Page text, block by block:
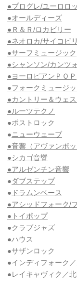
●プログレ/ユーロロ
●オールディーズ
●Ｒ＆Ｒ/ロカビリー
●ネオロカ/サイコビ
●サーフミュージック
●シャンソン/カンツ
●ヨーロピアンＰＯＰ
●フォークミュージッ
●カントリー＆ウェ
●ルーツテクノ
●ポストロック
●ニューウェーブ
●音響（アヴァンポ
●シカゴ音響
●アルゼンチン音響
●ダブステップ
● ドラムンベース
●アシッドフォーク/
●トイポップ
●クラブジャズ
●ハウス
●サザンロック
●インディフォーク
●レイキャヴィク／